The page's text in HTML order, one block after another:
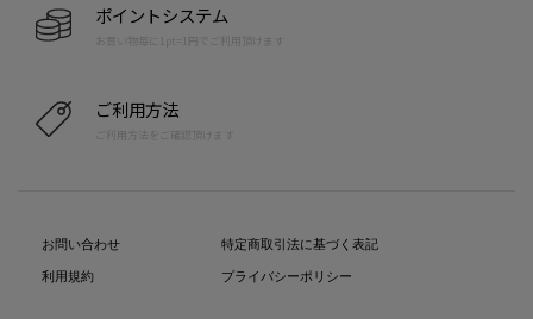
ポイントシステム
お買い物毎に1pt=1円でご利用頂けます
ご利用方法
ご利用方法をご確認頂けます
お問い合わせ
利用規約
特定商取引法に基づく表記
プライバシーポリシー